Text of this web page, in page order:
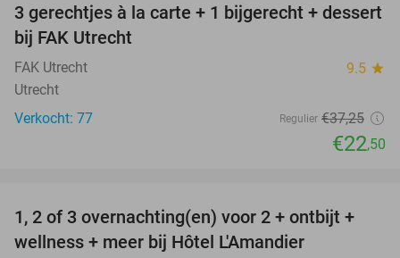
40%
3 gerechtjes à la carte + 1 bijgerecht + dessert
bij FAK Utrecht
FAK Utrecht 9.5 star
Utrecht
Verkocht: 77
Regulier €37,25
€22,50
32%
TODAY
1, 2 of 3 overnachting(en) voor 2 + ontbijt +
wellness + meer bij Hôtel L'Amandier